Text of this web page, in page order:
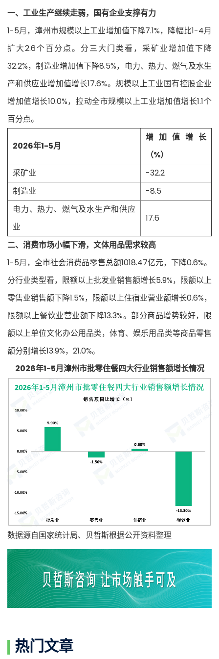
一、工业生产继续走弱，国有企业支撑有力
1-5月，漳州市规模以上工业增加值下降7.1%，降幅比1-4月
扩大2.6个百分点。分三大门类看，采矿业增加值下降
32.2%，制造业增加值下降8.5%，电力、热力、燃气及水生
产和供应业增加值增长17.6%。规模以上工业国有控股企业
增加值增长10.0%，拉动全市规模以上工业增加值增长1.1个
百分点。
2026年1-5月
增加值增长
（%）
采矿业
-32.2
制造业
-8.5
电力、热力、燃气及水生产和供应
业
17.6
二、消费市场小幅下滑，文体用品需求较高
1-5月，全市社会消费品零售总额1018.47亿元，下降0.6%。
分行业类型看，限额以上批发业销售额增长5.9%，限额以上
零售业销售额下降1.5%，限额以上住宿业营业额增长0.6%，
限额以上餐饮业营业额下降13.3%。部分商品增势较好，限
额以上单位文化办公用品类，体育、娱乐用品类等商品零售
额分别增长13.9%，21.0%。
2026年1-5月漳州市批零住餐四大行业销售额增长情况
数据源自国家统计局、贝哲斯根据公开资料整理
热门文章